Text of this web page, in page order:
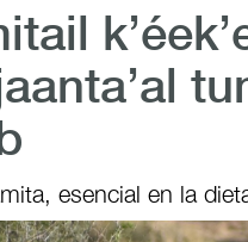
esencial en la